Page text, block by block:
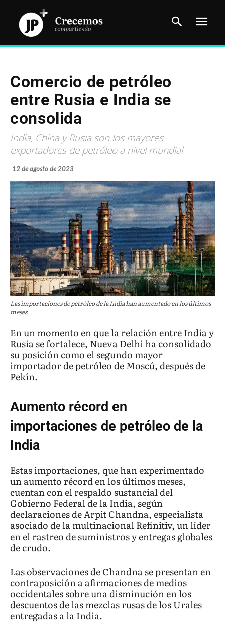
Comercio de petróleo
entre Rusia e India se
consolida
India, China y Rusia son los mayores
exportadores de petróleo a nivel mundial
12 de agosto de 2023
Las importaciones de petróleo de la India han aumentado en los últimos
meses
En un momento en que la relación entre India y
Rusia se fortalece, Nueva Delhi ha consolidado
su posición como el segundo mayor
importador de petróleo de Moscú, después de
Pekín.
Aumento récord en
importaciones de petróleo de la
India
Estas importaciones, que han experimentado
un aumento récord en los últimos meses,
cuentan con el respaldo sustancial del
Gobierno Federal de la India, según
declaraciones de Arpit Chandna, especialista
asociado de la multinacional Refinitiv, un líder
en el rastreo de suministros y entregas globales
de crudo.
Las observaciones de Chandna se presentan en
contraposición a afirmaciones de medios
occidentales sobre una disminución en los
descuentos de las mezclas rusas de los Urales
entregadas a la India.